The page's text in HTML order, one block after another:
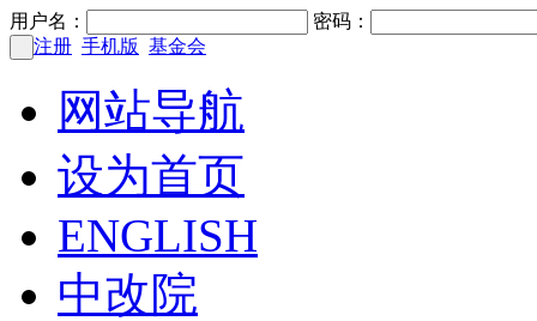
用户名：
密码：
注册 手机版 基金会
网站导航
设为首页
ENGLISH
中改院